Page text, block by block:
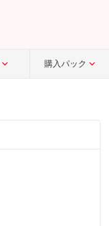
購入パック